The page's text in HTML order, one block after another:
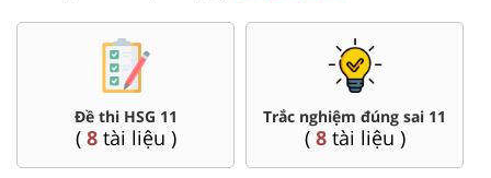
Đề thi HSG 11
( 8tài liệu )
Trắc nghiệm đúng sai 11
( 8tài liệu )